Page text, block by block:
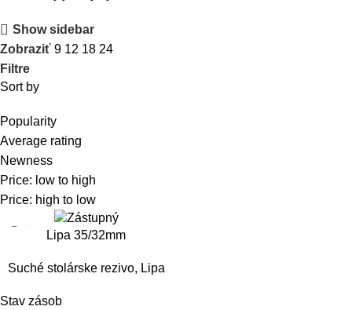
Stav zásob
Show sidebar
Zobraziť 9 12 18 24
Filtre
Sort by
Popularity
Average rating
Newness
Price: low to high
Price: high to low
Lipa 35/32mm
Suché stolárske rezivo, Lipa